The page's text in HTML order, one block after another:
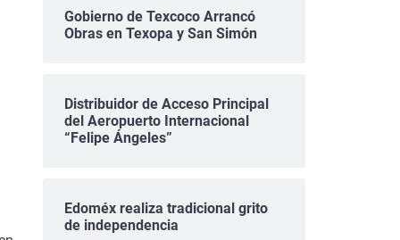
Gobierno de Texcoco Arrancó
Obras en Texopa y San Simón
Distribuidor de Acceso Principal
del Aeropuerto Internacional
“Felipe Ángeles”
Edoméx realiza tradicional grito
de independencia